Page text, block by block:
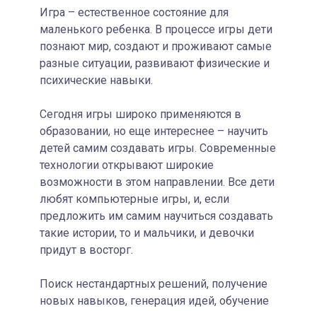
Игра – естественное состояние для
маленького ребенка. В процессе игры дети
познают мир, создают и проживают самые
разные ситуации, развивают физические и
психические навыки.
Сегодня игры широко применяются в
образовании, но еще интереснее – научить
детей самим создавать игры. Современные
технологии открывают широкие
возможности в этом направлении. Все дети
любят компьютерные игры, и, если
предложить им самим научиться создавать
такие истории, то и мальчики, и девочки
придут в восторг.
Поиск нестандартных решений, получение
новых навыков, генерация идей, обучение